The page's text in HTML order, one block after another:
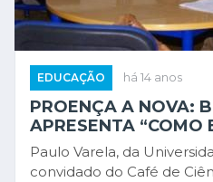
EDUCAÇÃO há 14 anos
PROENÇA A NOVA:
APRESENTA “COMO
Paulo Varela, da
convidado do Café de